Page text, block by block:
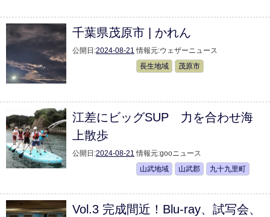
千葉県茂原市 | かれん
公開日:2024-08-21 情報元:ウェザーニュース
長生地域
茂原市
江差にビッグSUP 力を合わせ海
上散歩
公開日:2024-08-21 情報元:gooニュース
山武地域
山武郡 九十九里町
Vol.3 完成間近！Blu-ray、試写会、